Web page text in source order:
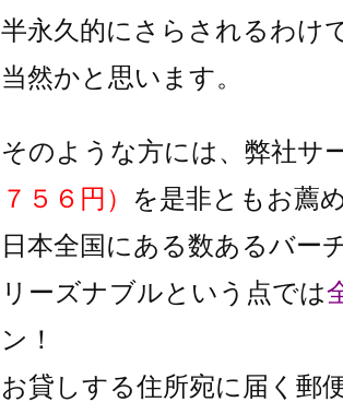
半永久的にさらされるわけ
当然かと思います。
そのような方には、弊社サ
７５６円） を是非ともお薦
日本全国にある数あるバー
リーズナブルという点では
ン！
お貸しする住所宛に届く郵